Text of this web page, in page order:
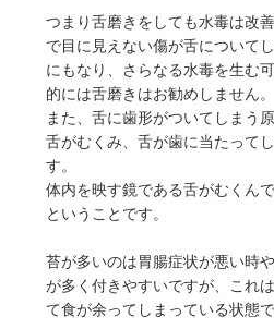
つまり舌磨きをしても水毒は改
で目に見えない傷が舌について
にもなり、さらなる水毒を生む
的には舌磨きはお勧めしません。
また、舌に歯形がついてしまう
舌がむくみ、舌が歯に当たって
す。
体内を映す鏡である舌がむくん
ということです。
苔が多いのは胃腸症状が悪い時
が多く付きやすいですが、これ
て食が余ってしまっている状態で